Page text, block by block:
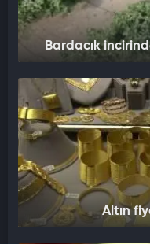
Bardacık
Altın